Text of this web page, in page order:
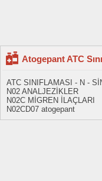
Atogepant ATC
ATC SINIFLAMASI - N -
N02 ANALJEZİKLER
N02C MİGREN İLAÇLARI
N02CD07 atogepant